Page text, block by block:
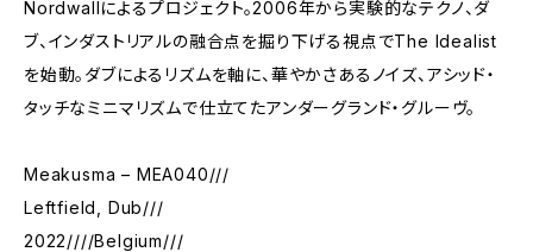
Nordwallによるプロジェクト。2006年から実験的なテクノ、ダ
ブ、インダストリアルの融合点を掘り下げる視点でThe Idealist
を始動。ダブによるリズムを軸に、華やかさあるノイズ、アシッド・
タッチなミニマリズムで仕立てたアンダーグランド・グルーヴ。
Meakusma – MEA040///
Leftfield, Dub///
2022////Belgium///